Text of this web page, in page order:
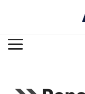
o
conteúdoMENU